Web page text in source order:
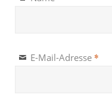
E-Mail-Adresse *